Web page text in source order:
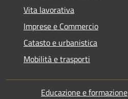
Vita lavorativa
Imprese e Commercio
Catasto e urbanistica
Mobilità e trasporti
Educazione e formazione